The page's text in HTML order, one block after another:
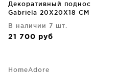
Декоративный поднос
Gabriela 20X20X18 CM
В наличии 7 шт.
21 700 руб
HomeAdore